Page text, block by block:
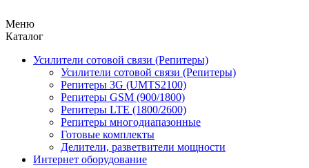
Меню
Каталог
Усилители сотовой связи (Репитеры)
Усилители сотовой связи (Репитеры)
Репитеры 3G (UMTS2100)
Репитеры GSM (900/1800)
Репитеры LTE (1800/2600)
Репитеры многодиапазонные
Готовые комплекты
Делители, разветвители мощности
Интернет оборудование